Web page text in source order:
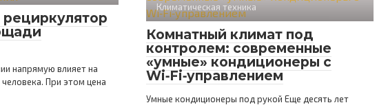
напрямую влияет на
При этом цена
Климатическая техника
Комнатный климат под
контролем: современные
«умные» кондиционеры с
Wi‑Fi‑управлением
Умные кондиционеры под рукой Еще десять лет